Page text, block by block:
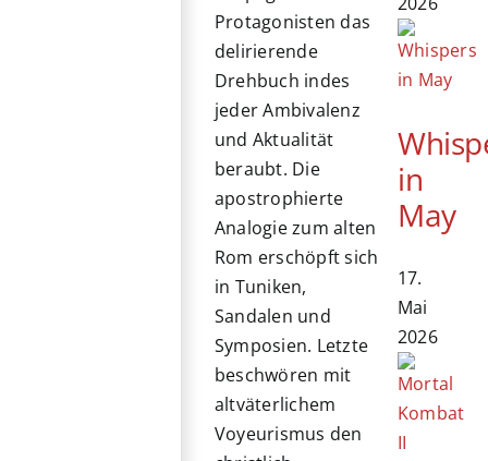
Protagonisten das
delirierende
Drehbuch indes
jeder Ambivalenz
und Aktualität
beraubt. Die
apostrophierte
Analogie zum alten
Rom erschöpft sich
in Tuniken,
Sandalen und
Symposien. Letzte
beschwören mit
altväterlichem
Voyeurismus den
in
May
17.
Mai
2026